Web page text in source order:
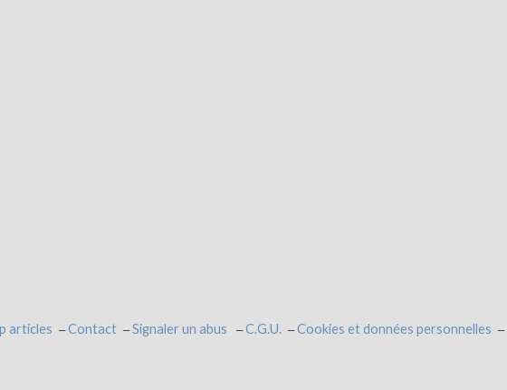
articles Contact Signaler un abus C.G.U. Cookies et données personnelles